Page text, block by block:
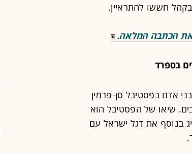
חששו להתראיין.
הכתבה המלאה.
בספרד
אדם בפסטיבל סן-פרמין
שיאו של הפסטיבל הוא
בנוסף את דגל ישראל עם